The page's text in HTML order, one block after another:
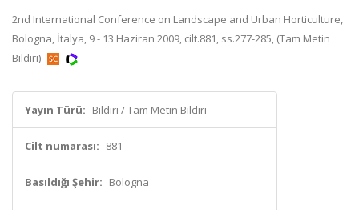
2nd International Conference on Landscape and Urban Horticulture,
Bologna, İtalya, 9 - 13 Haziran 2009, cilt.881, ss.277-285, (Tam Metin
Bildiri)
Yayın Türü: Bildiri / Tam Metin Bildiri
Cilt numarası: 881
Basıldığı Şehir: Bologna